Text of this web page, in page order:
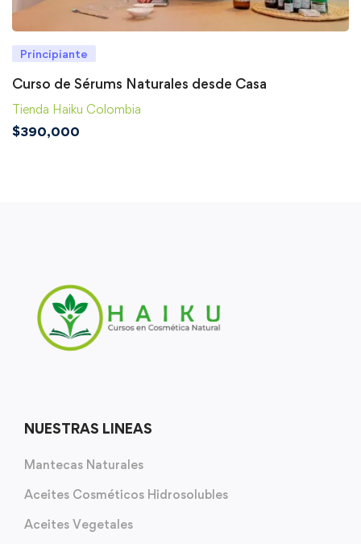
Principiante
Curso de Sérums Naturales desde Casa
Tienda Haiku Colombia
$390,000
NUESTRAS LINEAS
Mantecas Naturales
Aceites Cosméticos Hidrosolubles
Aceites Vegetales